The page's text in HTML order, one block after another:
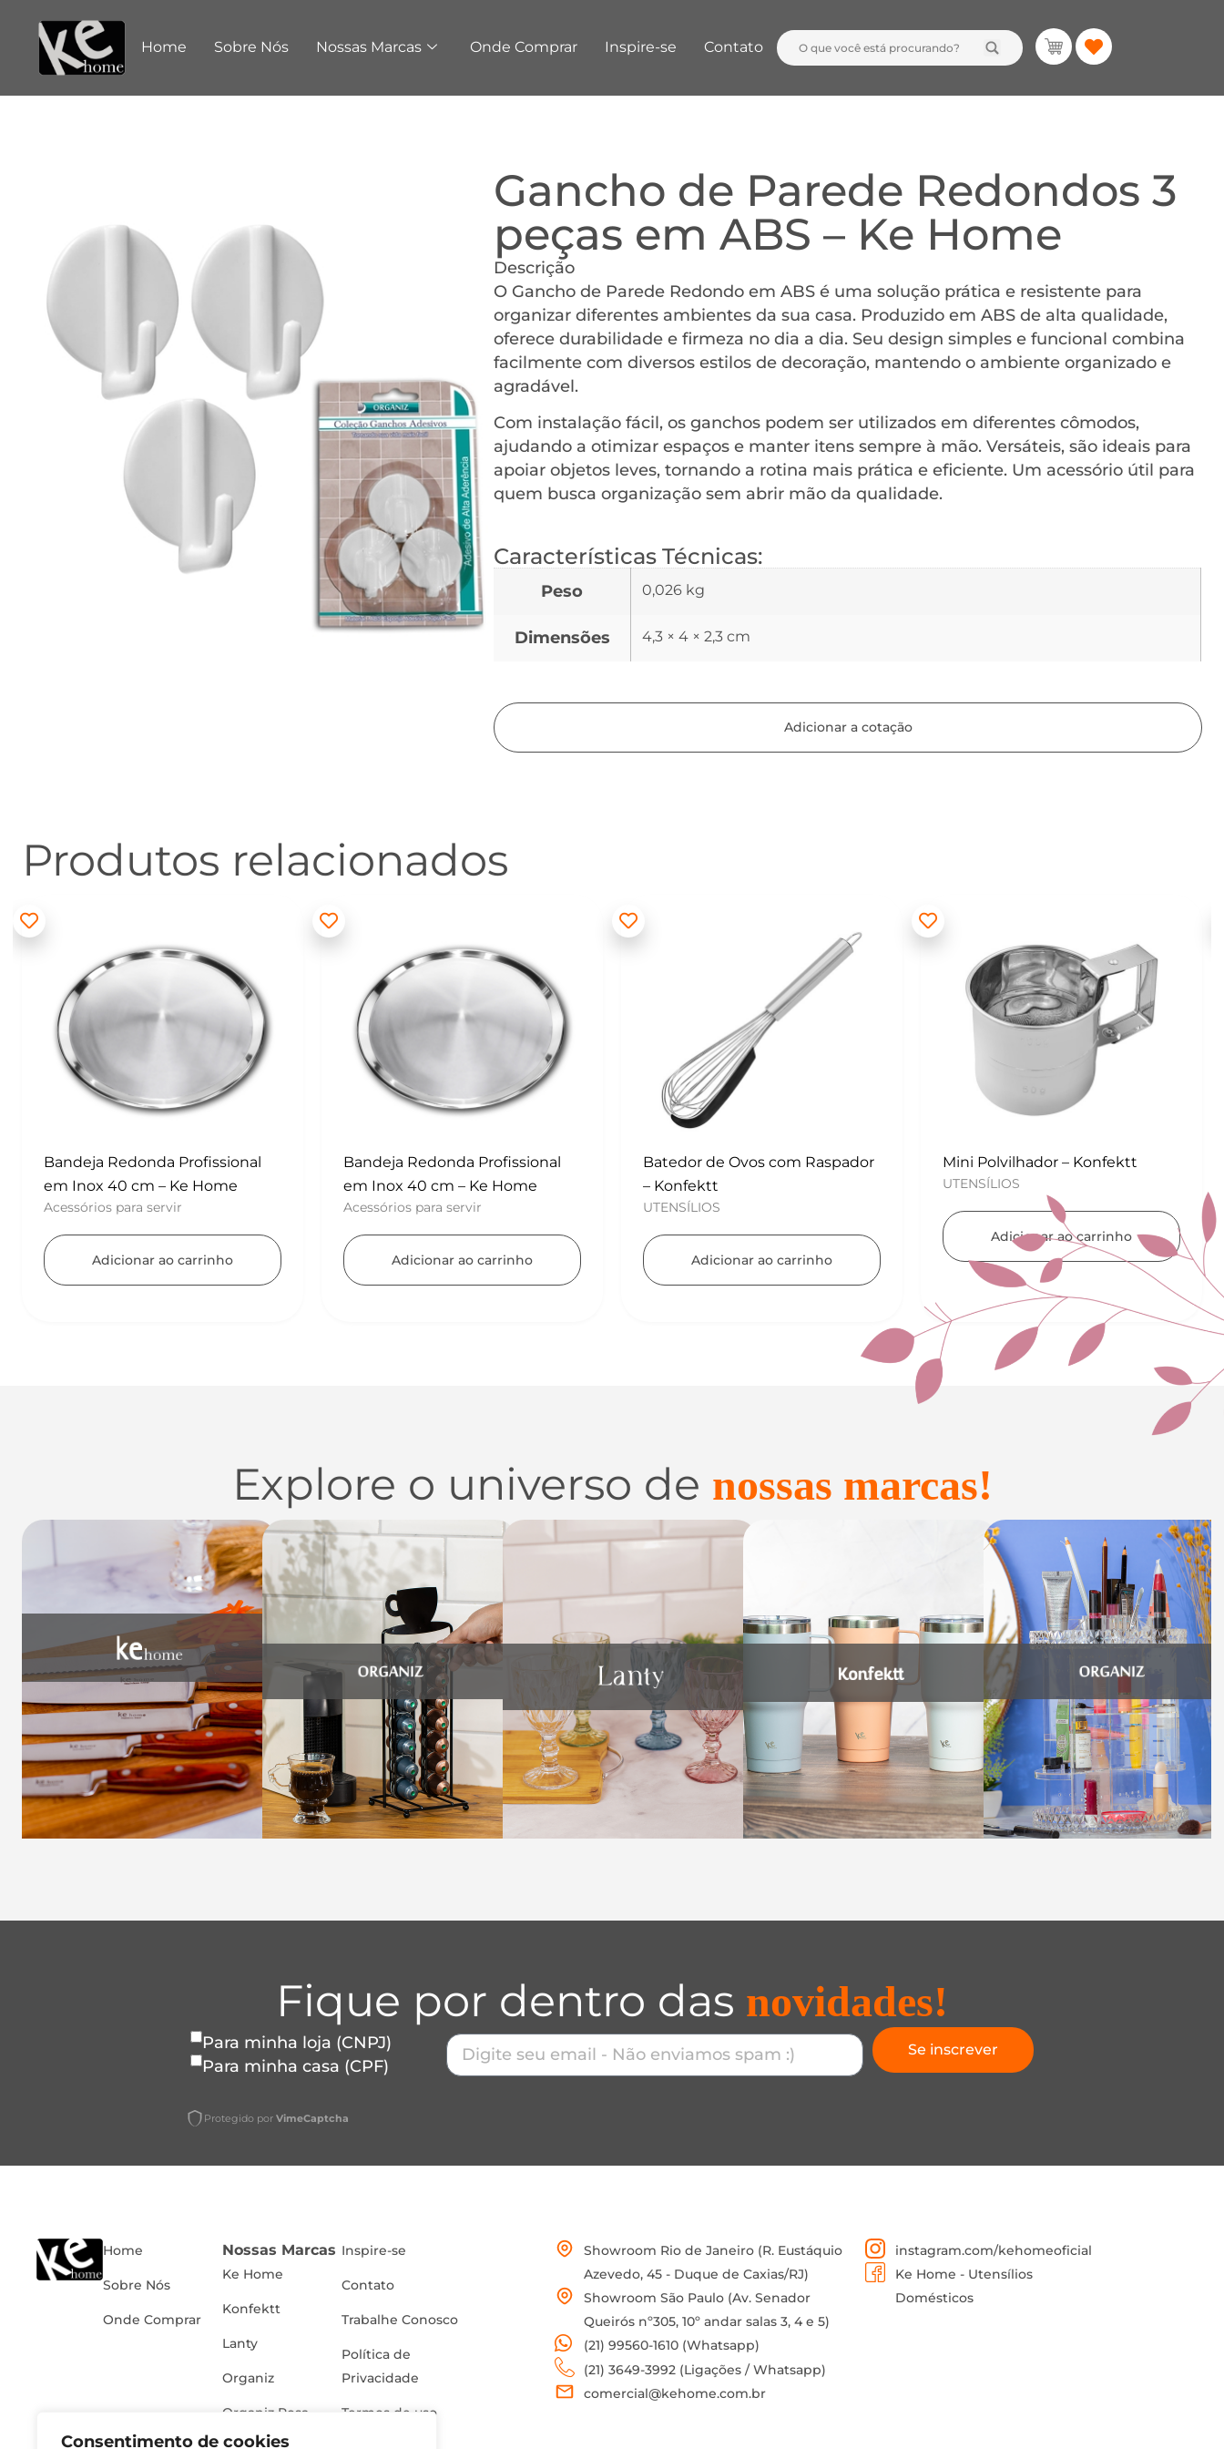
Consentimento de cookies
Home Sobre Nós Nossas Marcas Onde Comprar Inspire-se Contato
Gancho de Parede Redondos 3
peças em ABS – Ke Home
Descrição
O Gancho de Parede Redondo em ABS é uma solução prática e resistente para
organizar diferentes ambientes da sua casa. Produzido em ABS de alta qualidade,
oferece durabilidade e firmeza no dia a dia. Seu design simples e funcional combina
facilmente com diversos estilos de decoração, mantendo o ambiente organizado e
agradável.
Com instalação fácil, os ganchos podem ser utilizados em diferentes cômodos,
ajudando a otimizar espaços e manter itens sempre à mão. Versáteis, são ideais para
apoiar objetos leves, tornando a rotina mais prática e eficiente. Um acessório útil para
quem busca organização sem abrir mão da qualidade.
Características Técnicas:
Peso 0,026 kg
Dimensões 4,3 × 4 × 2,3 cm
Adicionar a cotação
Produtos relacionados
Bandeja Redonda Profissional
em Inox 40 cm – Ke Home
Acessórios para servir
Adicionar ao carrinho
Batedor de Ovos com Raspador
– Konfektt
UTENSÍLIOS
Adicionar ao carrinho
Mini Polvilhador – Konfektt
UTENSÍLIOS
Adicionar ao carrinho
Kit para Copos de Massa 2 peças
– Konfektt
UTENSÍLIOS
Adicionar ao carrinho
Explore o universo de nossas marcas!
Utensílios do Lar
Casa e
Organização
Vidro
Acessórios
inteligentes
Fique por dentro das novidades!
Para minha loja (CNPJ)
Para minha casa (CPF)
Se inscrever
Protegido por VimeCaptcha
Home
Sobre Nós
Onde Comprar
Nossas Marcas
Ke Home
Konfektt
Lanty
Organiz
Organiz Rosa
Inspire-se
Contato
Trabalhe Conosco
Política de
Privacidade
Termos de uso
Showroom Rio de Janeiro (R. Eustáquio
Azevedo, 45 - Duque de Caxias/RJ)
Showroom São Paulo (Av. Senador
Queirós nº305, 10º andar salas 3, 4 e 5)
(21) 99560-1610 (Whatsapp)
(21) 3649-3992 (Ligações / Whatsapp)
comercial@kehome.com.br
instagram.com/kehomeoficial
Ke Home - Utensílios
Domésticos